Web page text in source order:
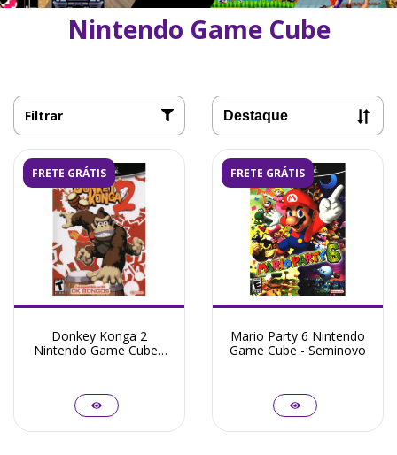
Nintendo Game Cube
Filtrar
FRETE GRÁTIS
Donkey Konga 2
Nintendo Game Cube -
FRETE GRÁTIS
Mario Party 6 Nintendo
Game Cube - Seminovo